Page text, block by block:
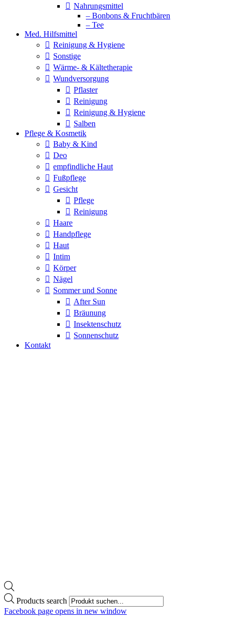
Nahrungsmittel
– Bonbons & Fruchtbären
– Tee
Med. Hilfsmittel
Reinigung & Hygiene
Sonstige
Wärme- & Kältetherapie
Wundversorgung
Pflaster
Reinigung
Reinigung & Hygiene
Salben
Pflege & Kosmetik
Baby & Kind
Deo
empfindliche Haut
Fußpflege
Gesicht
Pflege
Reinigung
Haare
Handpflege
Haut
Intim
Körper
Nägel
Sommer und Sonne
After Sun
Bräunung
Insektenschutz
Sonnenschutz
Kontakt
Products search
Facebook page opens in new window